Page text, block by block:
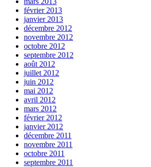
février 2013
janvier 2013
décembre 2012
novembre 2012
octobre 2012
septembre 2012
août 2012
juillet 2012
juin 2012
mai 2012
avril 2012
mars 2012
février 2012
janvier 2012
décembre 2011
novembre 2011
octobre 2011
septembre 2011